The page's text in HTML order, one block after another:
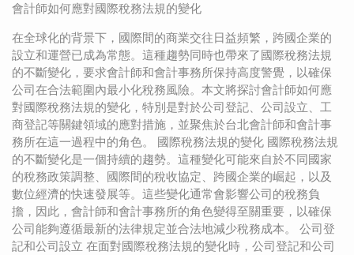
會計師如何應對國際稅務法規的變化
在全球化的背景下，國際間的商業交往日益頻繁，跨國企業的
設立和運營已成為常態。這種趨勢同時也帶來了國際稅務法規
的不斷變化，要求會計師和會計事務所保持高度警覺，以確保
公司在合法範圍內最小化稅務風險。本文將探討會計師如何應
對國際稅務法規的變化，特別是對於公司登記、公司設立、工
商登記等關鍵領域的應對措施，並聚焦於台北會計師和會計事
務所在這一過程中的角色。 國際稅務法規的變化 國際稅務法規
的不斷變化是一個持續的趨勢。這種變化可能來自於不同國家
的稅務政策調整、國際間的稅收協定、跨國企業的崛起，以及
數位經濟的快速發展等。這些變化通常會影響公司的稅務負
擔，因此，會計師和會計事務所的角色變得至關重要，以確保
公司能夠遵循最新的法律規定並合法地減少稅務成本。 公司登
記和公司設立 在面對國際稅務法規的變化時，公司登記和公司